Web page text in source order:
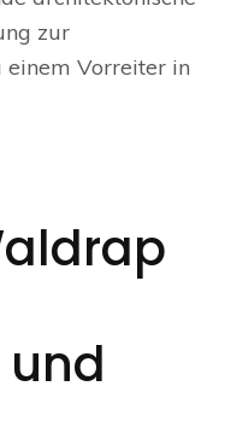
zur
einem Vorreiter in